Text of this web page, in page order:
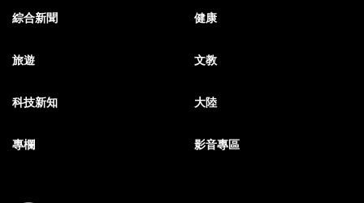
綜合新聞 健康
旅遊 文教
科技新知 大陸
專欄 影音專區